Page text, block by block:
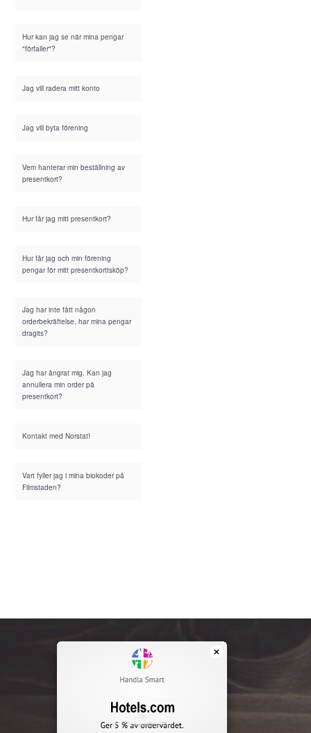
Hur kan jag se när mina pengar
"förfaller"?
Jag vill radera mitt konto
Jag vill byta förening
Vem hanterar min beställning av
presentkort?
Hur får jag mitt presentkort?
Hur får jag och min förening
pengar för mitt presentkorttsköp?
Jag har inte fått någon
orderbekräftelse, har mina pengar
dragits?
Jag har ångrat mig. Kan jag
annullera min order på
presentkort?
Kontakt med Norstat!
Vart fyller jag i mina biokoder på
Filmstaden?